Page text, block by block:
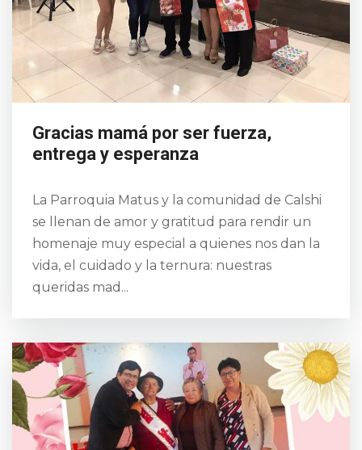
Gracias mamá por ser fuerza,
entrega y esperanza
La Parroquia Matus y la comunidad de Calshi
se llenan de amor y gratitud para rendir un
homenaje muy especial a quienes nos dan la
vida, el cuidado y la ternura: nuestras
queridas mad...